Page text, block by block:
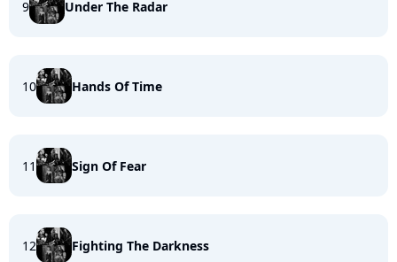
9 Under The Radar
10 Hands Of Time
11 Sign Of Fear
12 Fighting The Darkness